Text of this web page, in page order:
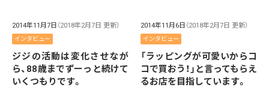
2014年11月7日 （2018年2月7日 更新）
インタビュー
ジジの活動は変化させなが
ら、88歳までずーっと続けて
いくつもりです。
2014年11月6日 （2018年2月7日 更新）
インタビュー
「ラッピングが可愛いからコ
コで買おう！」と言ってもらえ
るお店を目指しています。